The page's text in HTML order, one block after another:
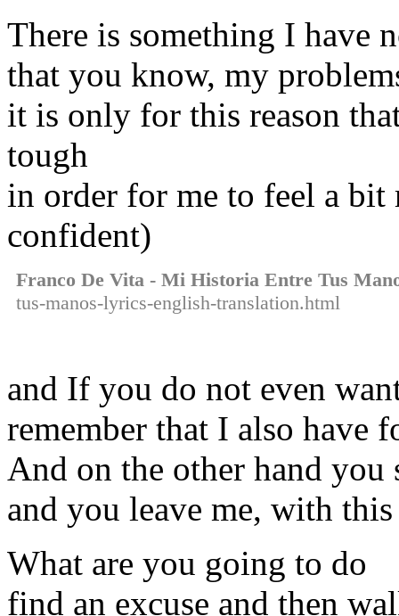
There is something I have
that you know, my
it is only for this reason
tough
in order for me to feel a bit
confident)
Franco De Vita - Mi Historia Entre Tus
tus-manos-lyrics-english-translation.html
and If you do not even
remember that I also have
And on the other hand
and you leave me, with
What are you going to do
find an excuse and then